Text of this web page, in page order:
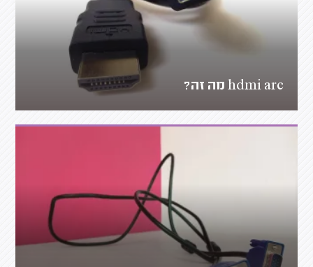
hdmi arc מה זה?